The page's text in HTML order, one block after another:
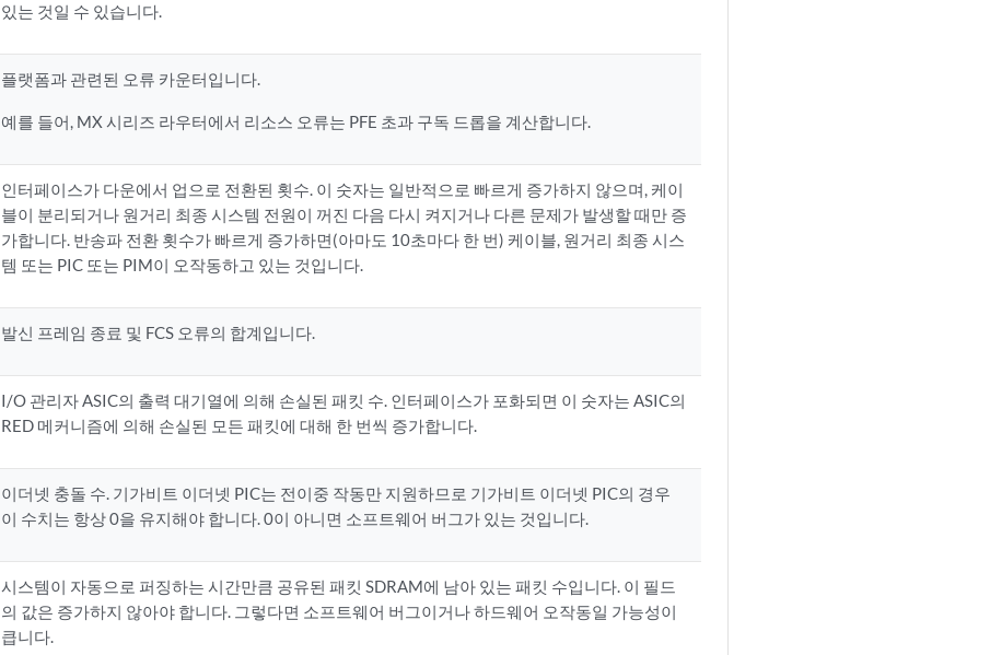
있는 것일 수 있습니다.
플랫폼과 관련된 오류 카운터입니다.
예를 들어, MX 시리즈 라우터에서 리소스 오류는 PFE 초과 구독 드롭을 계산합니다.
인터페이스가 다운에서 업으로 전환된 횟수. 이 숫자는 일반적으로 빠르게 증가하지 않으며, 케이
블이 분리되거나 원거리 최종 시스템 전원이 꺼진 다음 다시 켜지거나 다른 문제가 발생할 때만 증
가합니다. 반송파 전환 횟수가 빠르게 증가하면(아마도 10초마다 한 번) 케이블, 원거리 최종 시스
템 또는 PIC 또는 PIM이 오작동하고 있는 것입니다.
발신 프레임 종료 및 FCS 오류의 합계입니다.
I/O 관리자 ASIC의 출력 대기열에 의해 손실된 패킷 수. 인터페이스가 포화되면 이 숫자는 ASIC의
RED 메커니즘에 의해 손실된 모든 패킷에 대해 한 번씩 증가합니다.
이더넷 충돌 수. 기가비트 이더넷 PIC는 전이중 작동만 지원하므로 기가비트 이더넷 PIC의 경우
이 수치는 항상 0을 유지해야 합니다. 0이 아니면 소프트웨어 버그가 있는 것입니다.
시스템이 자동으로 퍼징하는 시간만큼 공유된 패킷 SDRAM에 남아 있는 패킷 수입니다. 이 필드
의 값은 증가하지 않아야 합니다. 그렇다면 소프트웨어 버그이거나 하드웨어 오작동일 가능성이
큽니다.